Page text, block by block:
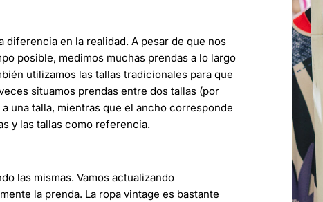
diferencia en la realidad. A pesar de que nos
posible, medimos muchas prendas a lo largo
utilizamos las tallas tradicionales para que
situamos prendas entre dos tallas (por
una talla, mientras que el ancho corresponde
y las tallas como referencia.
las mismas. Vamos actualizando
la prenda. La ropa vintage es bastante